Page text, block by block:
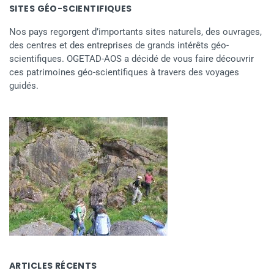
SITES GÉO-SCIENTIFIQUES
Nos pays regorgent d’importants sites naturels, des ouvrages,
des centres et des entreprises de grands intérêts géo-
scientifiques. OGETAD-AOS a décidé de vous faire découvrir
ces patrimoines géo-scientifiques à travers des voyages
guidés.
ARTICLES RÉCENTS